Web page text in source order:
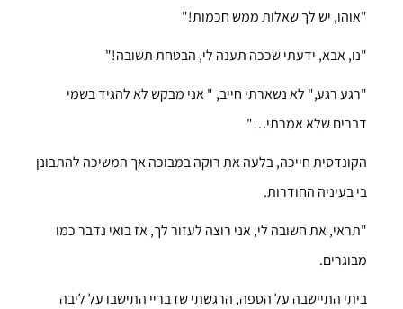
"אוהו, יש לך שאלות ממש חכמות!"
"נו, אבא, ידעתי שככה תענה לי, הבטחת תשובה!"
"רגע רגע," לא נשארתי חייב, " אני מבקש לא להגיד בשמי
דברים שלא אמרתי…"
הקונדסית חייכה, בלעה את רוקה במבוכה אך המשיכה להתבונן
בי בעיניה החודרות.
"תראי, את חשובה לי, אני רוצה לעזור לך, אז בואי נדבר כמו
מבוגרים.
ביתי התיישבה על הספה, הרגשתי שדבריי התישבו על ליבה